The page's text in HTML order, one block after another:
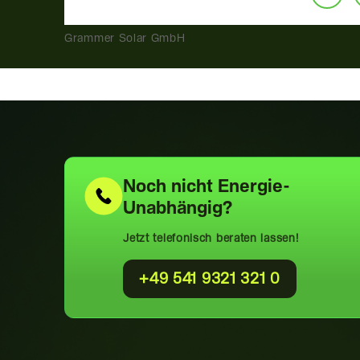
Grammer Solar GmbH
Noch nicht Energie-
Unabhängig?
Jetzt telefonisch beraten lassen!
+49 541 9321 321 0